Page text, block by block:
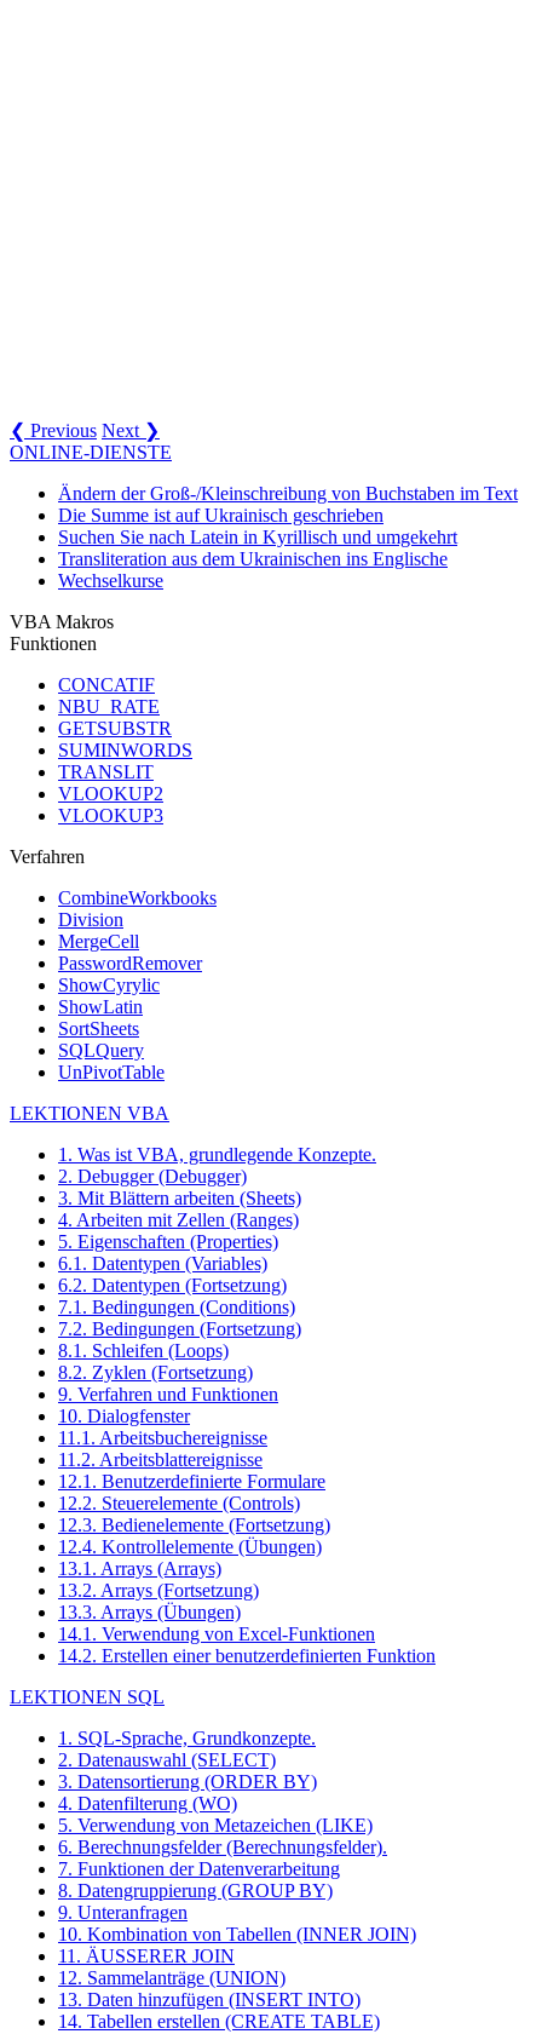
❮ Previous Next ❯
ONLINE-DIENSTE
Ändern der Groß-/Kleinschreibung von Buchstaben im Text
Die Summe ist auf Ukrainisch geschrieben
Suchen Sie nach Latein in Kyrillisch und umgekehrt
Transliteration aus dem Ukrainischen ins Englische
Wechselkurse
VBA Makros
Funktionen
CONCATIF
NBU_RATE
GETSUBSTR
SUMINWORDS
TRANSLIT
VLOOKUP2
VLOOKUP3
Verfahren
CombineWorkbooks
Division
MergeCell
PasswordRemover
ShowCyrylic
ShowLatin
SortSheets
SQLQuery
UnPivotTable
LEKTIONEN VBA
1. Was ist VBA, grundlegende Konzepte.
2. Debugger (Debugger)
3. Mit Blättern arbeiten (Sheets)
4. Arbeiten mit Zellen (Ranges)
5. Eigenschaften (Properties)
6.1. Datentypen (Variables)
6.2. Datentypen (Fortsetzung)
7.1. Bedingungen (Conditions)
7.2. Bedingungen (Fortsetzung)
8.1. Schleifen (Loops)
8.2. Zyklen (Fortsetzung)
9. Verfahren und Funktionen
10. Dialogfenster
11.1. Arbeitsbuchereignisse
11.2. Arbeitsblattereignisse
12.1. Benutzerdefinierte Formulare
12.2. Steuerelemente (Controls)
12.3. Bedienelemente (Fortsetzung)
12.4. Kontrollelemente (Übungen)
13.1. Arrays (Arrays)
13.2. Arrays (Fortsetzung)
13.3. Arrays (Übungen)
14.1. Verwendung von Excel-Funktionen
14.2. Erstellen einer benutzerdefinierten Funktion
LEKTIONEN SQL
1. SQL-Sprache, Grundkonzepte.
2. Datenauswahl (SELECT)
3. Datensortierung (ORDER BY)
4. Datenfilterung (WO)
5. Verwendung von Metazeichen (LIKE)
6. Berechnungsfelder (Berechnungsfelder).
7. Funktionen der Datenverarbeitung
8. Datengruppierung (GROUP BY)
9. Unteranfragen
10. Kombination von Tabellen (INNER JOIN)
11. ÄUSSERER JOIN
12. Sammelanträge (UNION)
13. Daten hinzufügen (INSERT INTO)
14. Tabellen erstellen (CREATE TABLE)